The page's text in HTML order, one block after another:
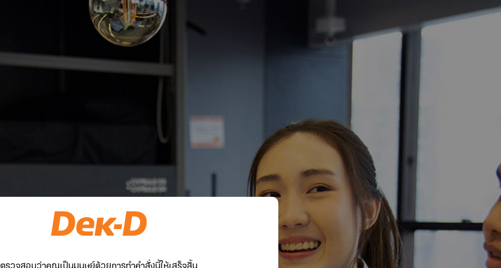
ตรวจสอบว่าคุณเป็นมนุษย์ด้วยการทำคำสั่งนี้ให้เสร็จสิ้น